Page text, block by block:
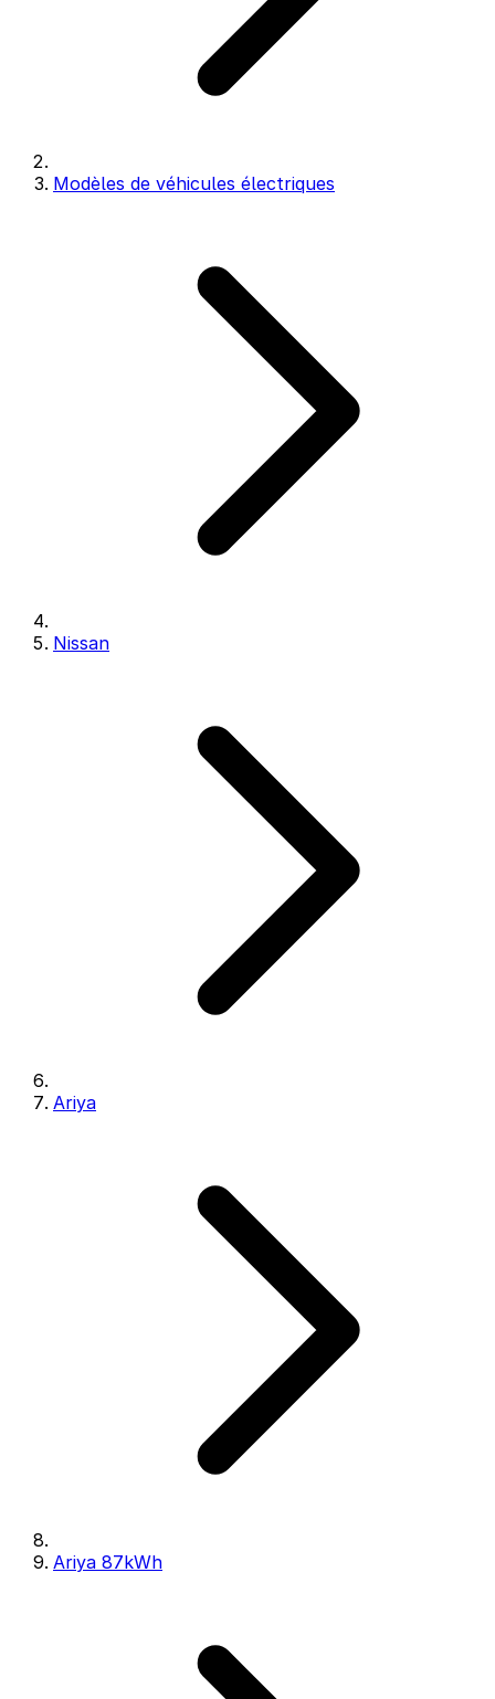
Modèles de véhicules électriques
Nissan
Ariya
Ariya 87kWh